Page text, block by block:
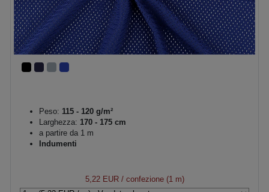
Peso: 115 - 120 g/m²
Larghezza: 170 - 175 cm
a partire da 1 m
Indumenti
5,22 EUR/ confezione (1 m)